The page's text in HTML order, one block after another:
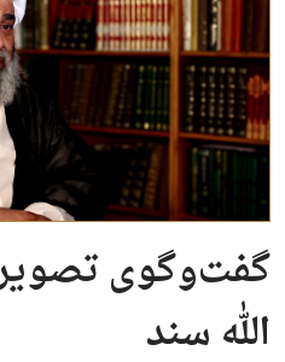
گفت‌وگوی
الله سند